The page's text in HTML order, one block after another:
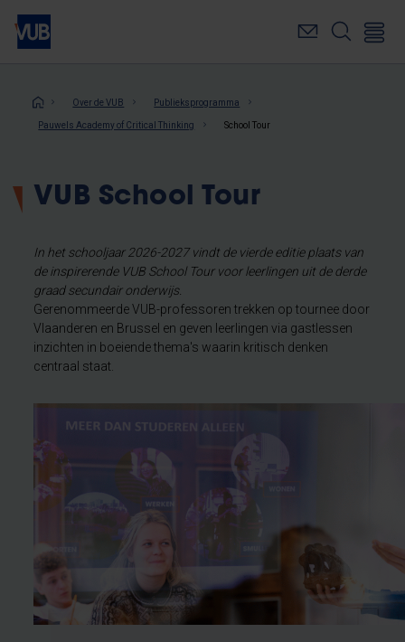
Overslaan
naar
inhoudKruimelpad
Over de VUB Publieksprogramma
Pauwels Academy of Critical Thinking School Tour
VUB School Tour
In het schooljaar 2026-2027 vindt de vierde editie plaats van
de inspirerende VUB School Tour voor leerlingen uit de derde
graad secundair onderwijs.
Gerenommeerde VUB-professoren trekken op tournee door
Vlaanderen en Brussel en geven leerlingen via gastlessen
inzichten in boeiende thema's waarin kritisch denken
centraal staat.